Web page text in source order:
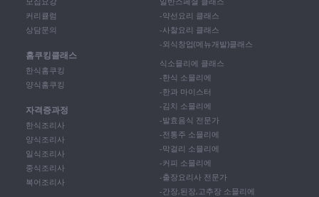
커리큘럼
상담문의
홈쿠킹클래스
한식홈쿠킹
양식홈쿠킹
자격증과정
한식조리사
양식조리사
일식조리사
중식조리사
복어조리사
-약선요리 클래스
-사찰요리 클래스
-외식창업(메뉴개발)클래스
식소믈리에 클래스
-한식 소믈리에
-한과 마이스터
-김치 소믈리에
-발효음식 전문가
-전통주 소믈리에
-막걸리 소믈리에
-커피 소믈리에
-출장요리사 전문가
-간장,된장,고추장 소믈리에